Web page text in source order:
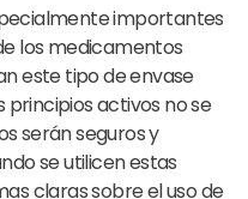
importantes
los medicamentos
este tipo de envase
principios activos no se
serán seguros y
se utilicen estas
claras sobre el uso de